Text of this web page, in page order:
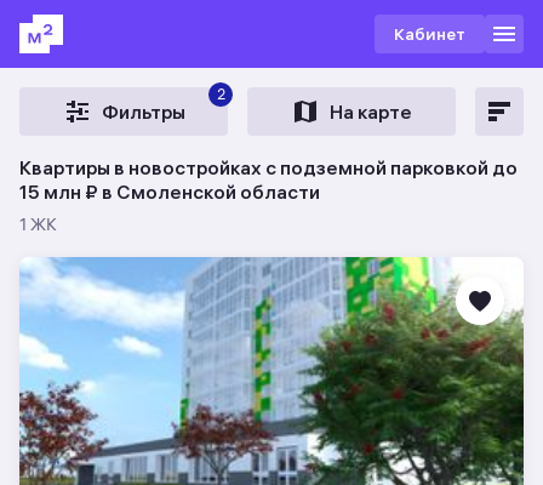
Кабинет
Фильтры
2
На карте
Квартиры в новостройках с подземной парковкой до
15 млн ₽ в Смоленской области
1 ЖК